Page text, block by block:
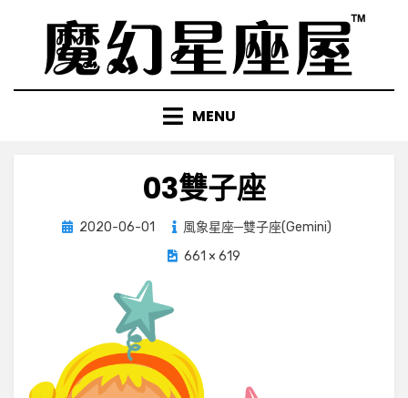
content
MENU
03雙子座
Posted
2020-06-01
風象星座─雙子座(Gemini)
661 × 619